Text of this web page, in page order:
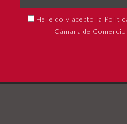
He leído y acepto la
Cámara de